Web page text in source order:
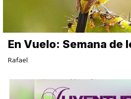
En Vuelo: Semana de
Rafael